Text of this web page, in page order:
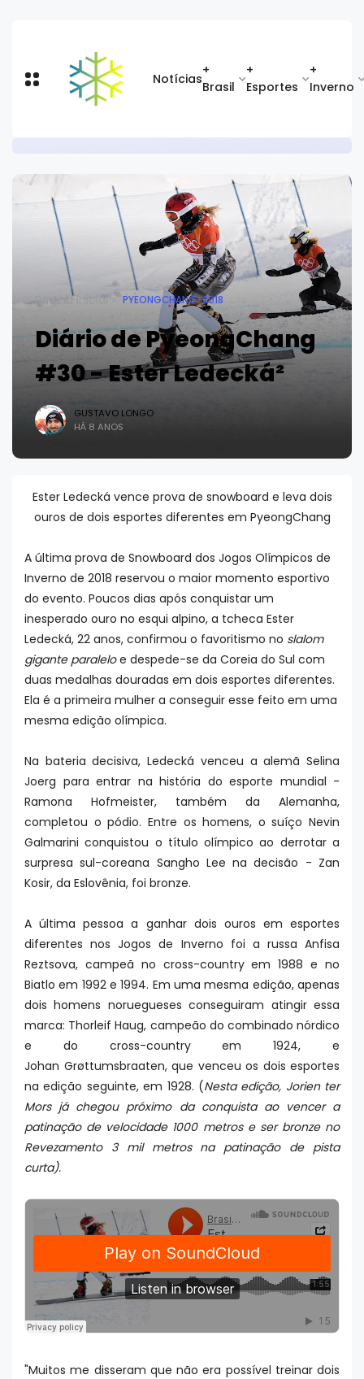
Notícias
+
Brasil
+
Esportes
+
Inverno
Página inicial PYEONGCHANG-2018
Diário de PyeongChang
#30 - Ester Ledecká²
GUSTAVO LONGO
HÁ 8 ANOS
Ester Ledecká vence prova de snowboard e leva dois
ouros de dois esportes diferentes em PyeongChang
A última prova de Snowboard dos Jogos Olímpicos de
Inverno de 2018 reservou o maior momento esportivo
do evento. Poucos dias após conquistar um
inesperado ouro no esqui alpino, a tcheca Ester
Ledecká, 22 anos, confirmou o favoritismo no slalom
gigante paraleloe despede-se da Coreia do Sul com
duas medalhas douradas em dois esportes diferentes.
Ela é a primeira mulher a conseguir esse feito em uma
mesma edição olímpica.
Na bateria decisiva, Ledecká venceu a alemã Selina
Joerg para entrar na história do esporte mundial -
Ramona Hofmeister, também da Alemanha,
completou o pódio. Entre os homens, o suíço Nevin
Galmarini conquistou o título olímpico ao derrotar a
surpresa sul-coreana Sangho Lee na decisão - Zan
Kosir, da Eslovênia, foi bronze.
A última pessoa a ganhar dois ouros em esportes
diferentes nos Jogos de Inverno foi a russa Anfisa
Reztsova, campeã no cross-country em 1988 e no
Biatlo em 1992 e 1994. Em uma mesma edição, apenas
dois homens noruegueses conseguiram atingir essa
marca: Thorleif Haug, campeão do combinado nórdico
e do cross-country em 1924, e
Johan Grøttumsbraaten, que venceu os dois esportes
na edição seguinte, em 1928. (Nesta edição, Jorien ter
Mors já chegou próximo da conquista ao vencer a
patinação de velocidade 1000 metros e ser bronze no
Revezamento 3 mil metros na patinação de pista
curta).
"Muitos me disseram que não era possível treinar dois